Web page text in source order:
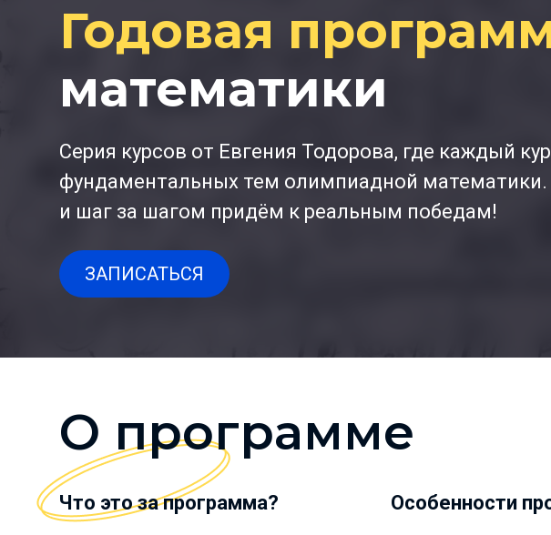
Годовая
математики
Серия курсов от Евгения Тодорова, где каждый
фундаментальных тем олимпиадной
и шаг за шагом придём к реальным победам!
ЗАПИСАТЬСЯ
О программе
Что это за программа? Особенности